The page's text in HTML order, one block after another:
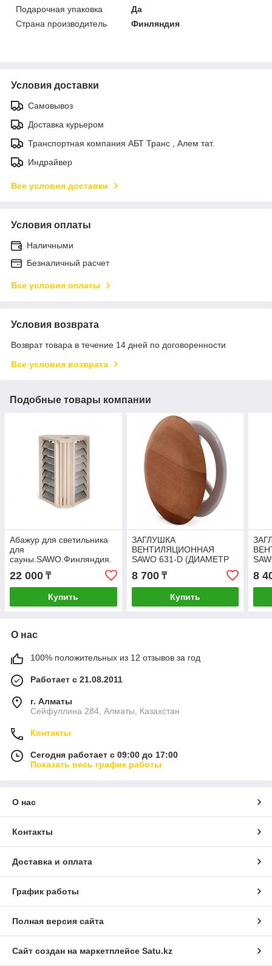
Подарочная упаковка
Да
Страна производитель
Финляндия
Условия доставки
Самовывоз
Доставка курьером
Транспортная компания АБТ Транс , Алем тат.
Индрайвер
Все условия доставки
Условия оплаты
Наличными
Безналичный расчет
Все условия оплаты
Условия возврата
Возврат товара в течение 14 дней по договоренности
Все условия возврата
Подобные товары компании
Абажур для светильника
для
сауны.SAWO.Финляндия.
22 000 ₸
Купить
ЗАГЛУШКА
ВЕНТИЛЯЦИОННАЯ
SAWO 631-D (ДИАМЕТР
100 ММ). SAWO.
Финляндия.
8 700₸
Купить
8
О нас
100% положительных из 12 отзывов за год
Работает с 21.08.2011
г. Алматы
Сейфуллина 284, Алматы, Казахстан
Контакты
Сегодня работает с 09:00 до 17:00
Показать весь график работы
О нас
Контакты
Доставка и оплата
График работы
Полная версия сайта
Сайт создан на маркетплейсе Satu.kz